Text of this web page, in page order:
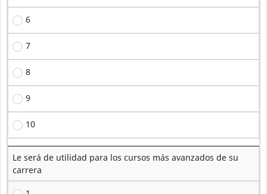
6
7
8
9
10
Le será de utilidad para los cursos más avanzados de su
carrera